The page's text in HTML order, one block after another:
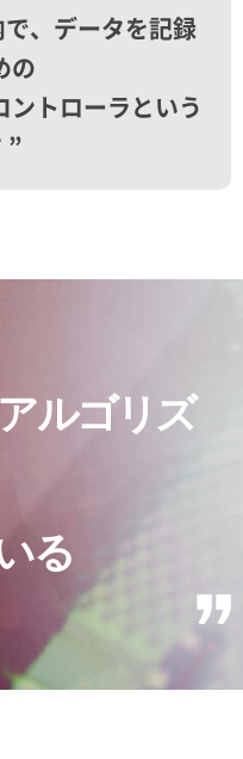
、データを記録
の
トローラという
”
ルゴリズ
る